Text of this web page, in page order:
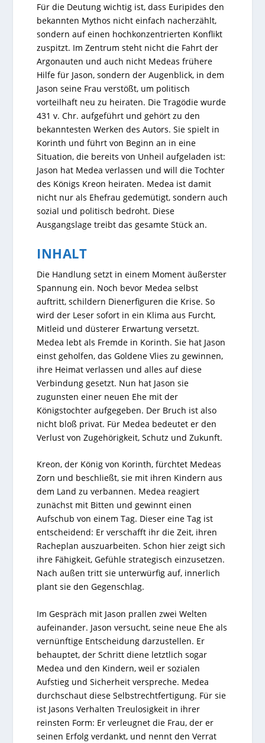
Für die Deutung wichtig ist, dass Euripides den
bekannten Mythos nicht einfach nacherzählt,
sondern auf einen hochkonzentrierten Konflikt
zuspitzt. Im Zentrum steht nicht die Fahrt der
Argonauten und auch nicht Medeas frühere
Hilfe für Jason, sondern der Augenblick, in dem
Jason seine Frau verstößt, um politisch
vorteilhaft neu zu heiraten. Die Tragödie wurde
431 v. Chr. aufgeführt und gehört zu den
bekanntesten Werken des Autors. Sie spielt in
Korinth und führt von Beginn an in eine
Situation, die bereits von Unheil aufgeladen ist:
Jason hat Medea verlassen und will die Tochter
des Königs Kreon heiraten. Medea ist damit
nicht nur als Ehefrau gedemütigt, sondern auch
sozial und politisch bedroht. Diese
Ausgangslage treibt das gesamte Stück an.
INHALT
Die Handlung setzt in einem Moment äußerster
Spannung ein. Noch bevor Medea selbst
auftritt, schildern Dienerfiguren die Krise. So
wird der Leser sofort in ein Klima aus Furcht,
Mitleid und düsterer Erwartung versetzt.
Medea lebt als Fremde in Korinth. Sie hat Jason
einst geholfen, das Goldene Vlies zu gewinnen,
ihre Heimat verlassen und alles auf diese
Verbindung gesetzt. Nun hat Jason sie
zugunsten einer neuen Ehe mit der
Königstochter aufgegeben. Der Bruch ist also
nicht bloß privat. Für Medea bedeutet er den
Verlust von Zugehörigkeit, Schutz und Zukunft.
Kreon, der König von Korinth, fürchtet Medeas
Zorn und beschließt, sie mit ihren Kindern aus
dem Land zu verbannen. Medea reagiert
zunächst mit Bitten und gewinnt einen
Aufschub von einem Tag. Dieser eine Tag ist
entscheidend: Er verschafft ihr die Zeit, ihren
Racheplan auszuarbeiten. Schon hier zeigt sich
ihre Fähigkeit, Gefühle strategisch einzusetzen.
Nach außen tritt sie unterwürfig auf, innerlich
plant sie den Gegenschlag.
Im Gespräch mit Jason prallen zwei Welten
aufeinander. Jason versucht, seine neue Ehe als
vernünftige Entscheidung darzustellen. Er
behauptet, der Schritt diene letztlich sogar
Medea und den Kindern, weil er sozialen
Aufstieg und Sicherheit verspreche. Medea
durchschaut diese Selbstrechtfertigung. Für sie
ist Jasons Verhalten Treulosigkeit in ihrer
reinsten Form: Er verleugnet die Frau, der er
seinen Erfolg verdankt, und nennt den Verrat